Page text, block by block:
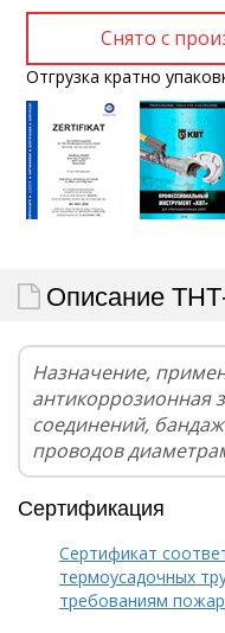
Отгрузка кратно
Описание
Назначение,
антикоррозионная
соединений,
проводов
Сертификация
Сертификат
термоусадочных
требованиям